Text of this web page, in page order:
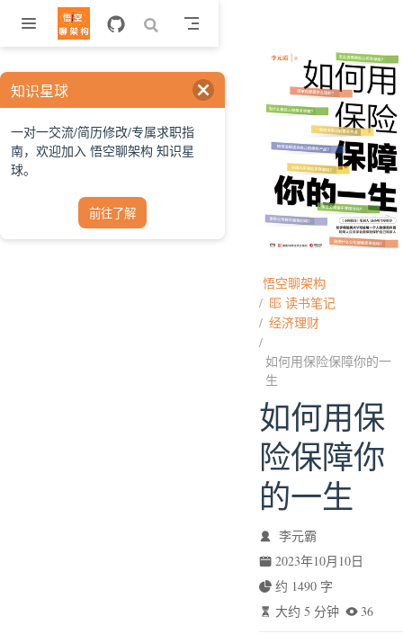
跳至主要內容
悟空聊架构
读书笔记
经济理财
如何用保险保障你的一
生
如何用保
险保障你
的一生
李元霸
2023年10月10日
约 1490 字
大约 5 分钟
36
知识星球
一对一交流/简历修改/专属求职指
南，欢迎加入 悟空聊架构 知识星
球。
前往了解